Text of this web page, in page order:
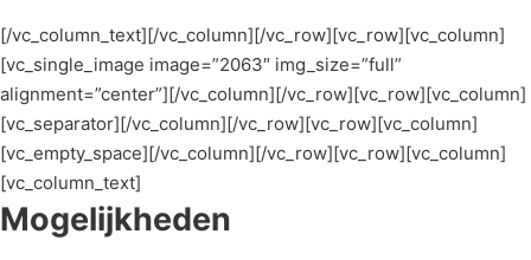
[/vc_column_text][/vc_column][/vc_row][vc_row][vc_column]
[vc_single_image image=”2063″ img_size=”full”
alignment=”center”][/vc_column][/vc_row][vc_row][vc_column]
[vc_separator][/vc_column][/vc_row][vc_row][vc_column]
[vc_empty_space][/vc_column][/vc_row][vc_row][vc_column]
[vc_column_text]
Mogelijkheden